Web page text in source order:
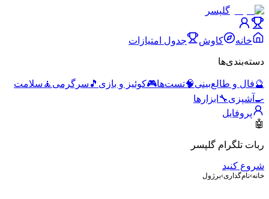
گلپسر
خانه کاوش جدول امتیازات
دسته‌بندی‌ها
🔮فال و طالع‌بینی🧠تست‌ها🎮کوئیز و بازی 🎵 سرگرمی 🧘 سلامت
🍳 آشپزی🔧 ابزارها
پروفایل
🤖
ربات تلگرام گلپسر
شروع کنید
خانه›نام‌گذاری›برژول